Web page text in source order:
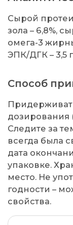
Сырой
зола – 6,8%,
омега-3
ЭПК/ДГК – 3,5
Способ
дозирования
Следите за
всегда была
дата
упаковке.
место. Не
годности –
свойства.